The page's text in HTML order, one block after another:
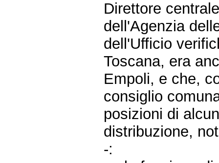
Direttore
dell'Agenzia
dell'Ufficio
Toscana, era
Empoli, e che,
consiglio
posizioni di
distribuzione,
-: